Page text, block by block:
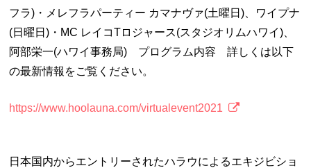
フラ)・メレフラパーティー カマナヴァ(土曜日)、ワイプナ
(日曜日)・MC レイコTロジャース(スタジオリムハワイ)、
阿部栄一(ハワイ事務局) プログラム内容 詳しくは以下
の最新情報をご覧ください。
https://www.hoolauna.com/virtualevent2021
日本国内からエントリーされたハラウによるエキジビショ